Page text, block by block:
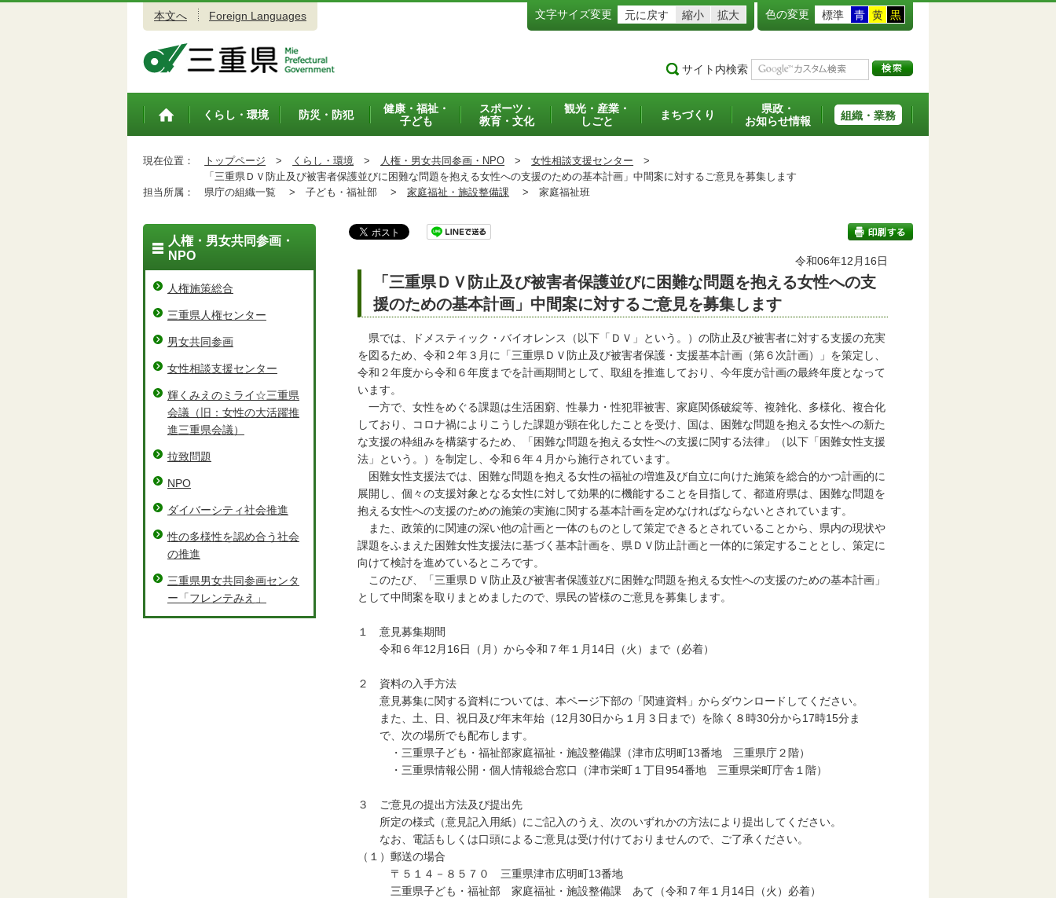
本文へ Foreign Languages 文字サイズ変更 元に戻す 縮小 拡大 色の変更 標準 青 黄 黒
サイト内検索
トップペ
くらし・環境 防災・防犯
健康・福祉・
子ども
スポーツ・
教育・文化
観光・産業・
しごと
まちづくり
県政・
お知らせ情報
組織・業務
現在位置： トップページ > くらし・環境 > 人権・男女共同参画・NPO > 女性相談支援センター >
「三重県ＤＶ防止及び被害者保護並びに困難な問題を抱える女性への支援のための基本計画」中間案に対するご意見を募集します
担当所属：
県庁の組織一覧 > 子ども・福祉部 > 家庭福祉・施設整備課 > 家庭福祉班
令和06年12月16日
「三重県ＤＶ防止及び被害者保護並びに困難な問題を抱える女性への支
援のための基本計画」中間案に対するご意見を募集します
県では、ドメスティック・バイオレンス（以下「ＤＶ」という。）の防止及び被害者に対する支援の充実
を図るため、令和２年３月に「三重県ＤＶ防止及び被害者保護・支援基本計画（第６次計画）」を策定し、
令和２年度から令和６年度までを計画期間として、取組を推進しており、今年度が計画の最終年度となって
います。
一方で、女性をめぐる課題は生活困窮、性暴力・性犯罪被害、家庭関係破綻等、複雑化、多様化、複合化
しており、コロナ禍によりこうした課題が顕在化したことを受け、国は、困難な問題を抱える女性への新た
な支援の枠組みを構築するため、「困難な問題を抱える女性への支援に関する法律」（以下「困難女性支援
法」という。）を制定し、令和６年４月から施行されています。
困難女性支援法では、困難な問題を抱える女性の福祉の増進及び自立に向けた施策を総合的かつ計画的に
展開し、個々の支援対象となる女性に対して効果的に機能することを目指して、都道府県は、困難な問題を
抱える女性への支援のための施策の実施に関する基本計画を定めなければならないとされています。
また、政策的に関連の深い他の計画と一体のものとして策定できるとされていることから、県内の現状や
課題をふまえた困難女性支援法に基づく基本計画を、県ＤＶ防止計画と一体的に策定することとし、策定に
向けて検討を進めているところです。
このたび、「三重県ＤＶ防止及び被害者保護並びに困難な問題を抱える女性への支援のための基本計画」
として中間案を取りまとめましたので、県民の皆様のご意見を募集します。
１ 意見募集期間
令和６年12月16日（月）から令和７年１月14日（火）まで（必着）
２ 資料の入手方法
意見募集に関する資料については、本ページ下部の「関連資料」からダウンロードしてください。
また、土、日、祝日及び年末年始（12月30日から１月３日まで）を除く８時30分から17時15分ま
で、次の場所でも配布します。
・三重県子ども・福祉部家庭福祉・施設整備課（津市広明町13番地 三重県庁２階）
・三重県情報公開・個人情報総合窓口（津市栄町１丁目954番地 三重県栄町庁舎１階）
３ ご意見の提出方法及び提出先
所定の様式（意見記入用紙）にご記入のうえ、次のいずれかの方法により提出してください。
なお、電話もしくは口頭によるご意見は受け付けておりませんので、ご了承ください。
（１）郵送の場合
〒５１４－８５７０ 三重県津市広明町13番地
三重県子ども・福祉部 家庭福祉・施設整備課 あて（令和７年１月14日（火）必着）
人権・男女共同参画・
NPO
人権施策総合
三重県人権センター
男女共同参画
女性相談支援センター
輝くみえのミライ☆三重県
会議（旧：女性の大活躍推
進三重県会議）
拉致問題
NPO
ダイバーシティ社会推進
性の多様性を認め合う社会
の推進
三重県男女共同参画センタ
ー「フレンテみえ」